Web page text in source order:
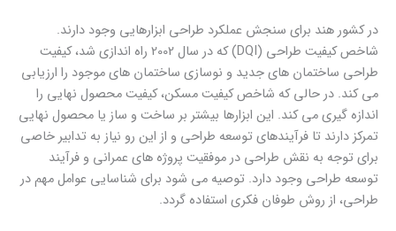
در کشور هند برای سنجش عملکرد طراحی ابزارهایی وجود دارند.
شاخص کیفیت طراحی (DQI) که در سال 2002 راه اندازی شد، کیفیت
طراحی ساختمان های جدید و نوسازی ساختمان های موجود را ارزیابی
می کند. در حالی که شاخص کیفیت مسکن، کیفیت محصول نهایی را
اندازه گیری می کند. این ابزارها بیشتر بر ساخت و ساز یا محصول نهایی
تمرکز دارند تا فرآیندهای توسعه طراحی و از این رو نیاز به تدابیر خاصی
برای توجه به نقش طراحی در موفقیت پروژه های عمرانی و فرآیند
توسعه طراحی وجود دارد. توصیه می شود برای شناسایی عوامل مهم در
طراحی، از روش طوفان فکری استفاده گردد.